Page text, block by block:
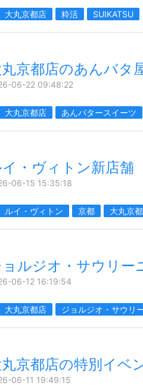
大丸京都店 粋活 SUIKATSU
京都店のあんバタ
06-22 09:48:22
大丸京都店 あんバタースイーツ
・ヴィトン新店舗
06-15 15:35:18
ルイ・ヴィトン 京都 大丸京
ョルジオ・サウリー
06-12 16:19:54
大丸京都店 ジョルジオ・サウリ
京都店の特別イベ
06-11 19:49:15